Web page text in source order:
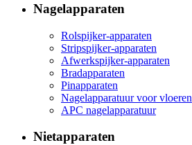
Nagelapparaten
Rolspijker-apparaten
Stripspijker-apparaten
Afwerkspijker-apparaten
Bradapparaten
Pinapparaten
Nagelapparatuur voor vloeren
APC nagelapparatuur
Nietapparaten